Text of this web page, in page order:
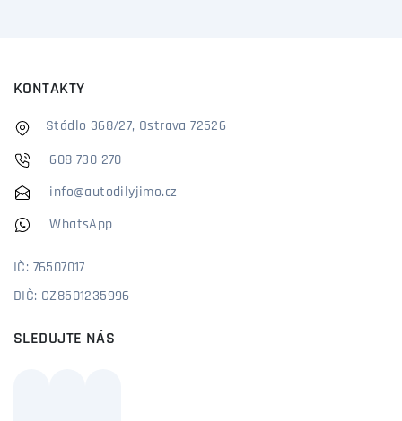
KONTAKTY
Stádlo 368/27, Ostrava 72526
608 730 270
info@autodilyjimo.cz
WhatsApp
IČ: 76507017
DIČ: CZ8501235996
SLEDUJTE NÁS